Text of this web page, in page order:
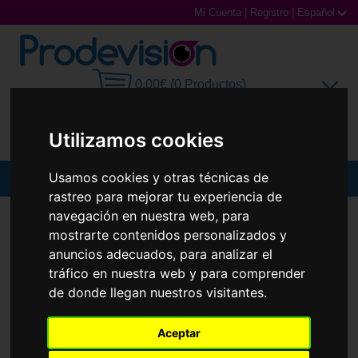
Utilizamos cookies
Usamos cookies y otras técnicas de
rastreo para mejorar tu experiencia de
navegación en nuestra web, para
mostrarte contenidos personalizados y
anuncios adecuados, para analizar el
tráfico en nuestra web y para comprender
de donde llegan nuestros visitantes.
Aceptar
Mi Cuenta Registro Español
0,00€ (0 Productos)
Gafas de Sol
Gafas Graduadas
Gafas Deportivas
Lentillas
GAFAS GRADUADAS VERSACE VE3186